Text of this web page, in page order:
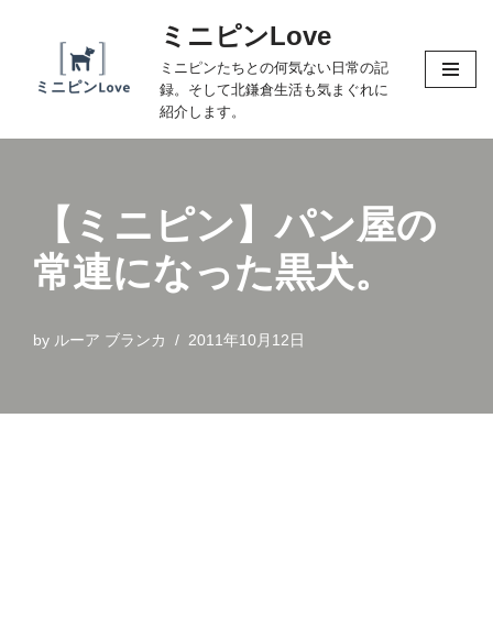
ン
ミニピンLove
ミニピンたちとの何気ない日常の記
録。そして北鎌倉生活も気まぐれに
紹介します。
【ミニピン】パン屋の
常連になった黒犬。
by ルーア ブランカ 2011年10月12日